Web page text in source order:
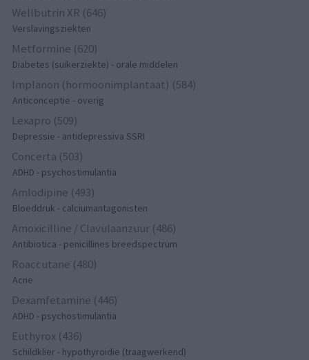
Wellbutrin XR (646)
Verslavingsziekten
Metformine (620)
Diabetes (suikerziekte) - orale middelen
Implanon (hormoonimplantaat) (584)
Anticonceptie - overig
Lexapro (509)
Depressie - antidepressiva SSRI
Concerta (503)
ADHD - psychostimulantia
Amlodipine (493)
Bloeddruk - calciumantagonisten
Amoxicilline / Clavulaanzuur (486)
Antibiotica - penicillines breedspectrum
Roaccutane (480)
Acne
Dexamfetamine (446)
ADHD - psychostimulantia
Euthyrox (436)
Schildklier - hypothyroidie (traagwerkend)